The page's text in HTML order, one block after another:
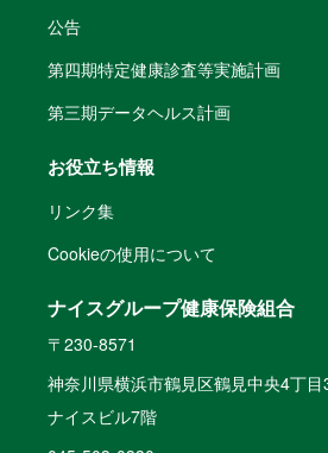
公告
第四期特定健康診査等実施計画
第三期データヘルス計画
お役立ち情報
リンク集
Cookieの使用について
ナイスグループ健康保険組合
〒230-8571
神奈川県横浜市鶴見区鶴見中央4丁
ナイスビル7階